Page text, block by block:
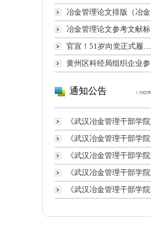
冶金管理论文排版（冶金
冶金管理论文参考文献标
官宣！51岁向党正式履新长
黄州区科经局组织企业参
通知公告
《武汉冶金管理干部学院
《武汉冶金管理干部学院
《武汉冶金管理干部学院
《武汉冶金管理干部学院
《武汉冶金管理干部学院